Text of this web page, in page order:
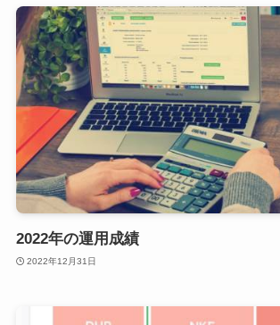
2022年の運用成績
2022年12月31日